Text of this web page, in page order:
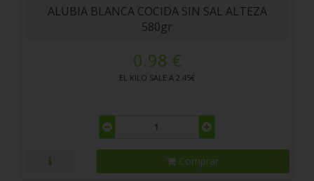
ALUBIA BLANCA COCIDA SIN SAL ALTEZA
580gr
0.98 €
EL KILO SALE A 2.45€
Comprar